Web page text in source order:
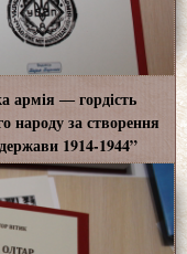
армія ― гордість
народу за створення
держави 1914-1944”